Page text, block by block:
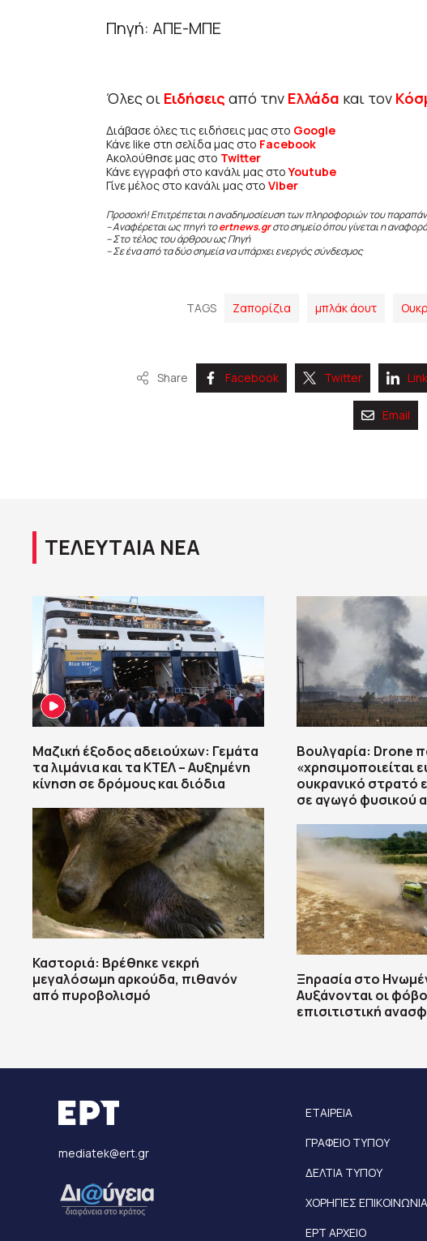
Πηγή: ΑΠΕ-ΜΠΕ
Όλες οι Ειδήσεις από την Ελλάδα και τον
Διάβασε όλες τις ειδήσεις μας στο Google
Κάνε like στη σελίδα μας στο Facebook
Ακολούθησε μας στο Twitter
Κάνε εγγραφή στο κανάλι μας στοYoutube
Γίνε μέλος στο κανάλι μας στο Viber
Προσοχή! Επιτρέπεται η αναδημοσίευση των πληροφοριών του
– Αναφέρεται ως πηγή τοertnews.gr στο σημείο όπου γίνεται η
– Στο τέλος του άρθρου ως Πηγή
– Σε ένα από τα δύο σημεία να υπάρχει ενεργός σύνδεσμος
TAGS Ζαπορίζια μπλάκ άουτ
Share Facebook Twitter
Email
ΤΕΛΕΥΤΑΙΑ ΝΕΑ
Μαζική έξοδος αδειούχων: Γεμάτα
τα λιμάνια και τα ΚΤΕΛ – Αυξημένη
κίνηση σε δρόμους και διόδια
Καστοριά: Βρέθηκε νεκρή
μεγαλόσωμη αρκούδα, πιθανόν
από πυροβολισμό
Βουλγαρία: Drone
«χρησιμοποιείται
ουκρανικό στρατό
σε αγωγό φυσικού
Ξηρασία στο
Αυξάνονται οι
επισιτιστική
mediatek@ert.gr
ΕΤΑΙΡΕΙΑ
ΓΡΑΦΕΙΟ ΤΥΠΟΥ
ΔΕΛΤΙΑ ΤΥΠΟΥ
ΧΟΡΗΓΙΕΣ
ΕΡΤ ΑΡΧΕΙΟ